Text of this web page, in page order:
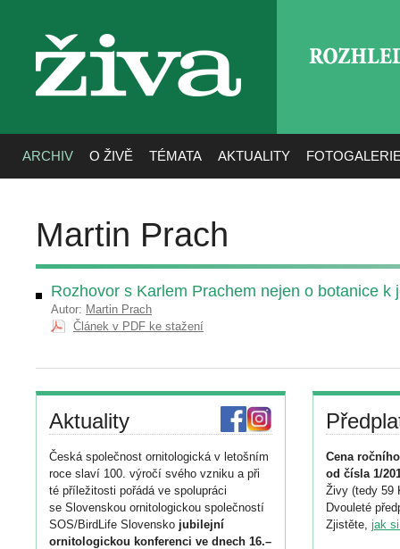
živa
ARCHIV O ŽIVĚ TÉMATA AKTUALITY
Martin Prach
Rozhovor s Karlem Prachem nejen o botanice k
Autor: Martin Prach
Článek v PDF ke stažení
Aktuality
Česká společnost ornitologická v letošním
roce slaví 100. výročí svého vzniku a při
té příležitosti pořádá ve spolupráci
se Slovenskou ornitologickou společností
SOS/BirdLife Slovensko jubilejní
ornitologickou konferenci ve dnech 16.–
Cena
od čísla 1/
Živy (tedy 59
Dvouleté
Zjistěte, jak